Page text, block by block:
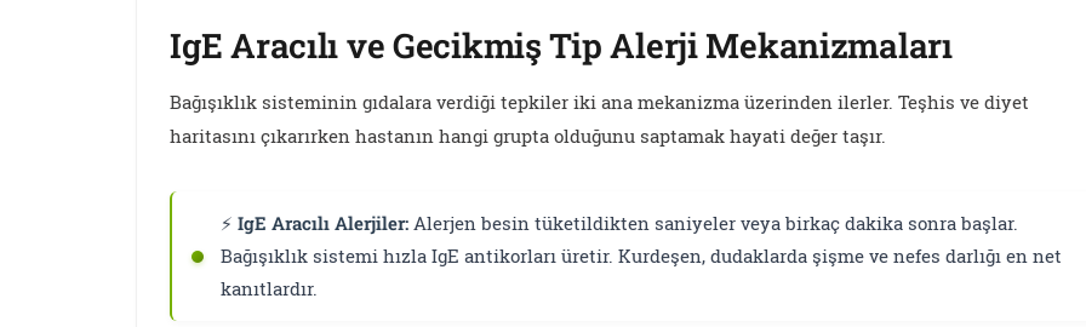
IgE Aracılı ve Gecikmiş Tip Alerji Mekanizmaları
Bağışıklık sisteminin gıdalara verdiği tepkiler iki ana mekanizma üzerinden ilerler. Teşhis ve diyet
haritasını çıkarırken hastanın hangi grupta olduğunu saptamak hayati değer taşır.
⚡IgE Aracılı Alerjiler: Alerjen besin tüketildikten saniyeler veya birkaç dakika sonra başlar.
Bağışıklık sistemi hızla IgE antikorları üretir. Kurdeşen, dudaklarda şişme ve nefes darlığı en net
kanıtlardır.